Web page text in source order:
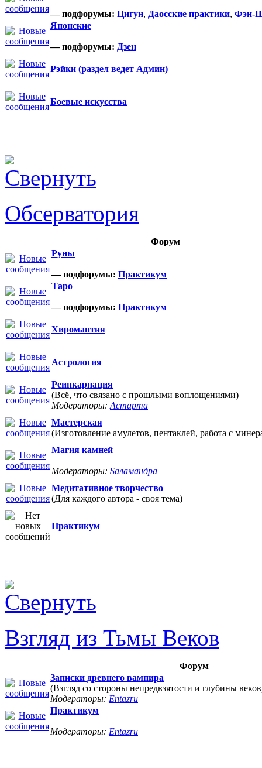
— подфорумы: Цигун, Даосские практики, Фэн-
Японские
— подфорумы: Дзен
Рэйки (раздел ведет Админ)
Боевые искусства
Обсерватория
Форум
Руны
— подфорумы: Практикум
Таро
— подфорумы: Практикум
Хиромантия
Астрология
Реинкарнация
(Всё, что связано с прошлыми воплощениями)
Модераторы: Астарта
Мастерская
(Изготовление амулетов, пентаклей, работа с
Магия камней
Модераторы: Sаламандра
Медитативное творчество
(Для каждого автора - своя тема)
Практикум
Взгляд из Тьмы Веков
Форум
Записки древнего вампира
(Взгляд со стороны непредвзятости и глубины
Модераторы: Entazru
Практикум
Модераторы: Entazru